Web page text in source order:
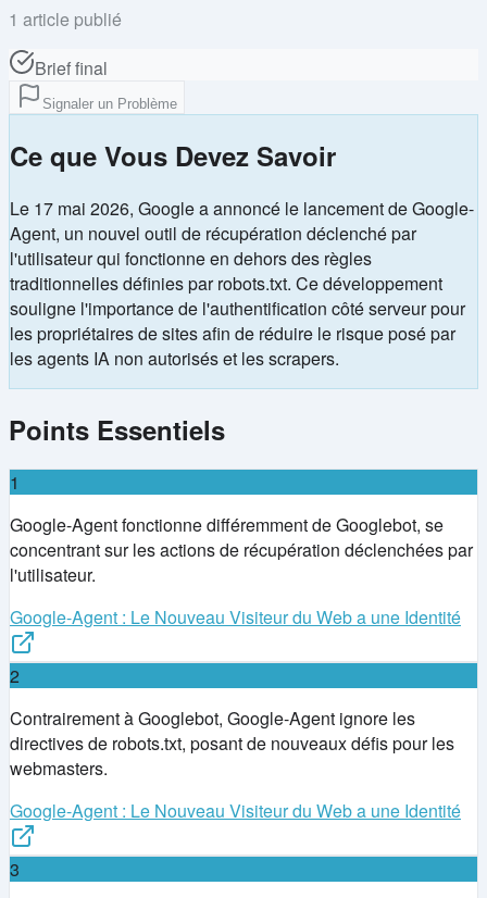
1 article publié
Brief final
Signaler un Problème
Ce que Vous Devez Savoir
Le 17 mai 2026, Google a annoncé le lancement de Google-
Agent, un nouvel outil de récupération déclenché par
l'utilisateur qui fonctionne en dehors des règles
traditionnelles définies par robots.txt. Ce développement
souligne l'importance de l'authentification côté serveur pour
les propriétaires de sites afin de réduire le risque posé par
les agents IA non autorisés et les scrapers.
Points Essentiels
1
Google-Agent fonctionne différemment de Googlebot, se
concentrant sur les actions de récupération déclenchées par
l'utilisateur.
Google-Agent : Le Nouveau Visiteur du Web a une Identité
2
Contrairement à Googlebot, Google-Agent ignore les
directives de robots.txt, posant de nouveaux défis pour les
webmasters.
Google-Agent : Le Nouveau Visiteur du Web a une Identité
3